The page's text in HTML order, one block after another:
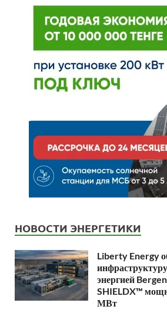
НОВОСТИ ЭНЕРГЕТИКИ
Liberty Energy
энергией
SHIELDX™
МВт